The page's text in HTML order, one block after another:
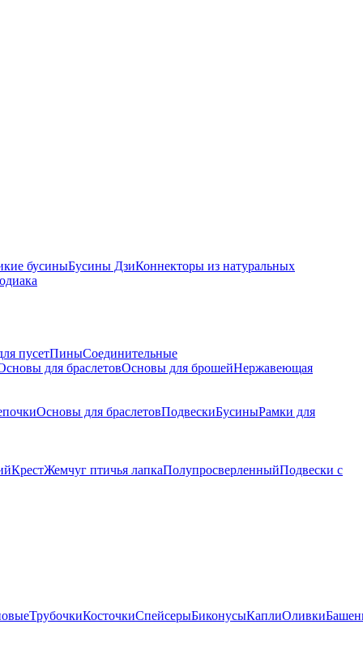
бусиныБусины ДзиКоннекторы из натуральных
пусетПиныСоединительные
для браслетовОсновы для брошейНержавеющая
Основы для браслетовПодвескиБусиныРамки для
КрестЖемчуг птичья лапкаПолупросверленныйПодвески с
ТрубочкиКосточкиСпейсерыБиконусыКаплиОливки